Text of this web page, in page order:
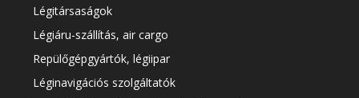
Légitársaságok
Légiáru-szállítás, air cargo
Repülőgépgyártók, légiipar
Léginavigációs szolgáltatók